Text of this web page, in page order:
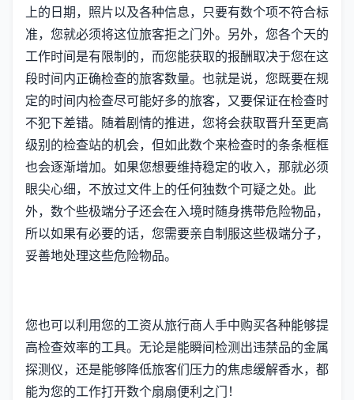
上的日期，照片以及各种信息，只要有数个项不符合标
准，您就必须将这位旅客拒之门外。另外，您各个天的
工作时间是有限制的，而您能获取的报酬取决于您在这
段时间内正确检查的旅客数量。也就是说，您既要在规
定的时间内检查尽可能好多的旅客，又要保证在检查时
不犯下差错。随着剧情的推进，您将会获取晋升至更高
级别的检查站的机会，但如此数个来检查时的条条框框
也会逐渐增加。如果您想要维持稳定的收入，那就必须
眼尖心细，不放过文件上的任何独数个可疑之处。此
外，数个些极端分子还会在入境时随身携带危险物品，
所以如果有必要的话，您需要亲自制服这些极端分子，
妥善地处理这些危险物品。
您也可以利用您的工资从旅行商人手中购买各种能够提
高检查效率的工具。无论是能瞬间检测出违禁品的金属
探测仪，还是能够降低旅客们压力的焦虑缓解香水，都
能为您的工作打开数个扇扇便利之门！